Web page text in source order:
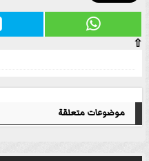
⇧
موضوعات متعلقة